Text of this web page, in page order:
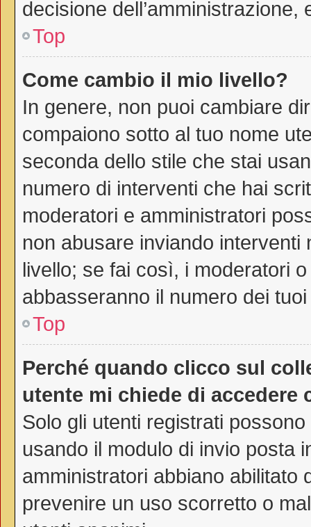
decisione
Top
Come cambio il mio livello?
In genere, non puoi cambiare
compaiono sotto al tuo nome
seconda dello stile che stai
numero di interventi che hai
moderatori e amministratori
non abusare inviando
livello; se fai così, i moderatori
abbasseranno il numero dei
Top
Perché quando clicco sul
utente mi chiede di accedere
Solo gli utenti registrati
usando il modulo di invio posta
amministratori abbiano abilitato
prevenire un uso scorretto o